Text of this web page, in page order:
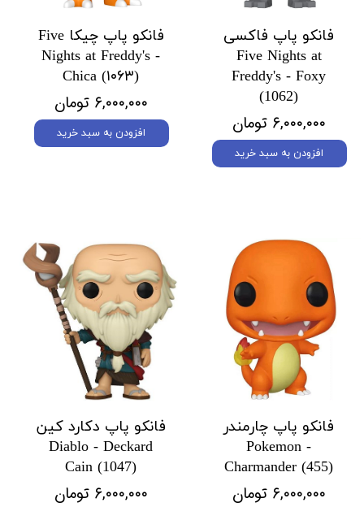
فانکو پاپ فاکسی
Five Nights at
Freddy's - Foxy
(1062)
۶,۰۰۰,۰۰۰ تومان
افزودن به سبد خرید
فانکو پاپ چیکا Five
Nights at Freddy's -
Chica (۱۰۶۳)
۶,۰۰۰,۰۰۰ تومان
افزودن به سبد خرید
فانکو پاپ چارمندر
Pokemon -
Charmander (455)
۶,۰۰۰,۰۰۰ تومان
فانکو پاپ دکارد کین
Diablo - Deckard
Cain (1047)
۶,۰۰۰,۰۰۰ تومان